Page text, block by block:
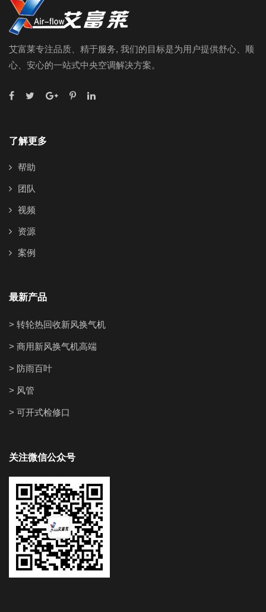
艾富莱专注品质、精于服务, 我们的目标是为用户提供舒心、顺
心、安心的一站式中央空调解决方案。
了解更多
帮助
团队
视频
资源
案例
最新产品
> 转轮热回收新风换气机
> 商用新风换气机高端
> 防雨百叶
> 风管
> 可开式检修口
关注微信公众号